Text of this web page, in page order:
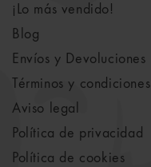
¡Lo más vendido!
Blog
Envíos y Devoluciones
Términos y condiciones
Aviso legal
Política de privacidad
Política de cookies